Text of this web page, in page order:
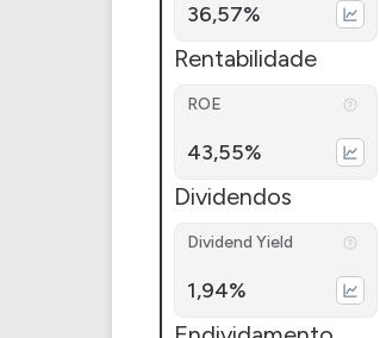
36,57%
Rentabilidade
ROE
43,55%
Dividendos
Dividend Yield
1,94%